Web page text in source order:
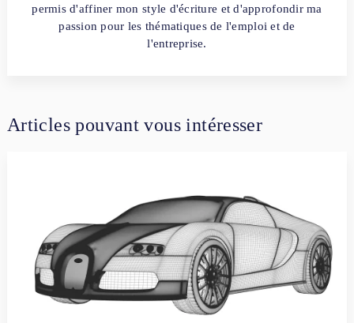
permis d'affiner mon style d'écriture et d'approfondir ma
passion pour les thématiques de l'emploi et de
l'entreprise.
Articles pouvant vous intéresser